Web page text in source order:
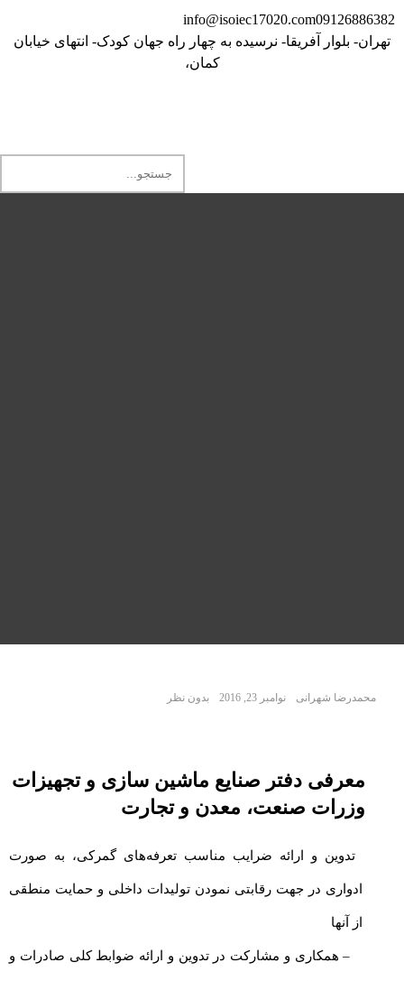
09126886382
info@isoiec17020.com
تهران- بلوار آفریقا- نرسیده به چهار راه جهان کودک- انتهای خیابان
کمان،
محمدرضا شهرانی نوامبر 23, 2016 بدون نظر
معرفی دفتر صنایع ماشین سازی و تجهیزات
وزرات صنعت، معدن و تجارت
تدوین و ارائه ضرایب مناسب تعرفه‌های گمرکی، به صورت
ادواری در جهت رقابتی نمودن تولیدات داخلی و حمایت منطقی
از آنها
– همکاری و مشارکت در تدوین و ارائه ضوابط کلی صادرات و